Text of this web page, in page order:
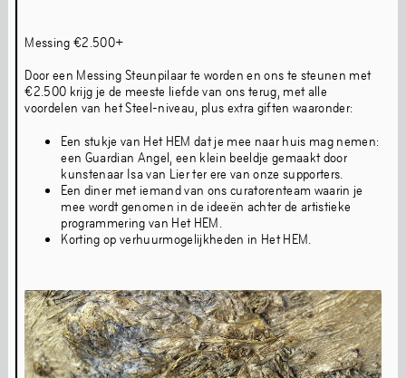
info@amerborgh.com
Privacy Policy
Cookie Policy
Colofon
Facebook
Instagram
Linkedin
Stay updated
Messing €2.500+
Door een Messing Steunpilaar te worden en ons te steunen met
€2.500 krijg je de meeste liefde van ons terug, met alle
voordelen van het Steel-niveau, plus extra giften waaronder:
Een stukje van Het HEM dat je mee naar huis mag nemen:
een Guardian Angel, een klein beeldje gemaakt door
kunstenaar Isa van Lier ter ere van onze supporters.
Een diner met iemand van ons curatorenteam waarin je
mee wordt genomen in de ideeën achter de artistieke
programmering van Het HEM.
Korting op verhuurmogelijkheden in Het HEM.